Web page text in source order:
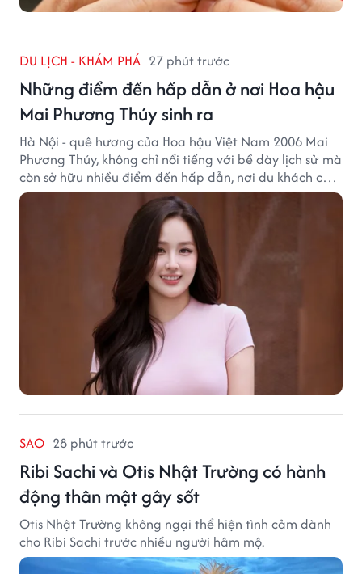
DU LỊCH - KHÁM PHÁ 27 phút trước
Những điểm đến hấp dẫn ở nơi Hoa hậu
Mai Phương Thúy sinh ra
Hà Nội - quê hương của Hoa hậu Việt Nam 2006 Mai
Phương Thúy, không chỉ nổi tiếng với bề dày lịch sử mà
còn sở hữu nhiều điểm đến hấp dẫn, nơi du khách có
thể cảm nhận trọn vẹn vẻ đẹp cổ kính xen lẫn nhịp
sống hiện đại của Thủ đô.
SAO 28 phút trước
Ribi Sachi và Otis Nhật Trường có hành
động thân mật gây sốt
Otis Nhật Trường không ngại thể hiện tình cảm dành
cho Ribi Sachi trước nhiều người hâm mộ.